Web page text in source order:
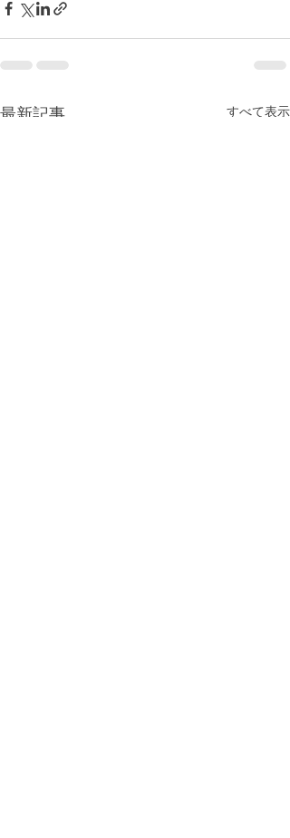
最新記事 すべて表示